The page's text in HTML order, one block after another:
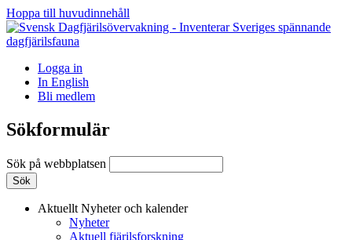
Hoppa till huvudinnehåll
Logga in
In English
Bli medlem
Sökformulär
Sök på webbplatsen
Aktuellt Nyheter och kalender
Nyheter
Aktuell fjärilsforskning